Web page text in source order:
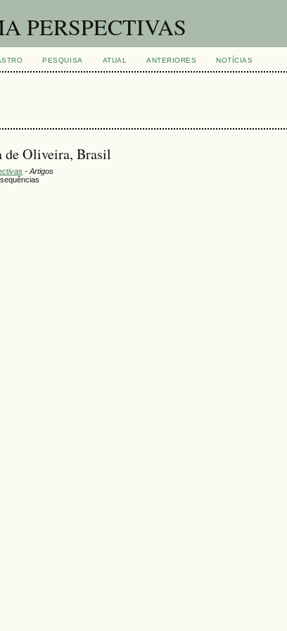
PERSPECTIVAS
PESQUISA ATUAL ANTERIORES NOTÍCIAS
de Oliveira, Brasil
- Artigos